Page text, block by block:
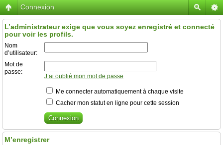
Connexion
L’administrateur exige que vous soyez enregistré et connecté
pour voir les profils.
Nom
d’utilisateur:
Mot de
passe:
J’ai oublié mon mot de passe
Me connecter automatiquement à chaque visite
Cacher mon statut en ligne pour cette session
M’enregistrer